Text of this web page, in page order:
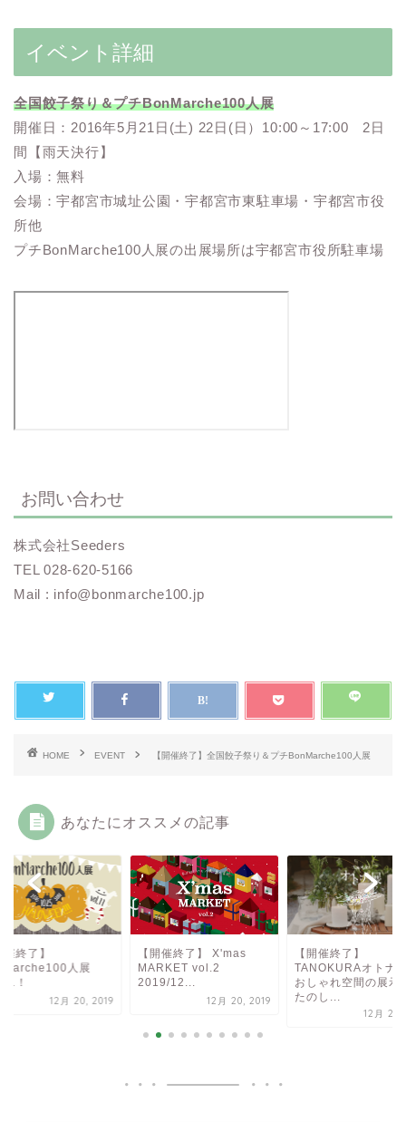
イベント詳細
全国餃子祭り＆プチBonMarche100人展
開催日：2016年5月21日(土) 22日(日）10:00～17:00 2日
間【雨天決行】
入場：無料
会場：宇都宮市城址公園・宇都宮市東駐車場・宇都宮市役
所他
プチBonMarche100人展の出展場所は宇都宮市役所駐車場
お問い合わせ
株式会社Seeders
TEL 028-620-5166
Mail : info@bonmarche100.jp
HOME EVENT 【開催終了】全国餃子祭り＆プチBonMarche100人展
あなたにオススメの記事
終了】
人展
！
12月 20, 2019
【開催終了】 X'mas
MARKET vol.2
2019/12...
12月 20, 2019
【開催終了】
TANOKURAオトナ
おしゃれ空間の展示
たのし...
12月 20,